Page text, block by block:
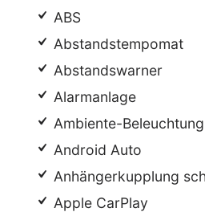
ABS
Abstandstempomat
Abstandswarner
Alarmanlage
Ambiente-Beleuchtung
Android Auto
Anhängerkupplung
Apple CarPlay